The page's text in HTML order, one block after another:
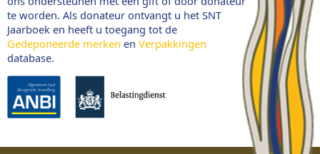
te worden. Als donateur ontvangt u het SNT
Jaarboek en heeft u toegang tot de
Gedeponeerde merken en Verpakkingen
database.